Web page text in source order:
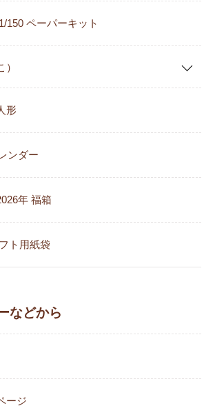
150 ペーパーキット
形
ンダー
年 福箱
ト用紙袋
などから
ージ